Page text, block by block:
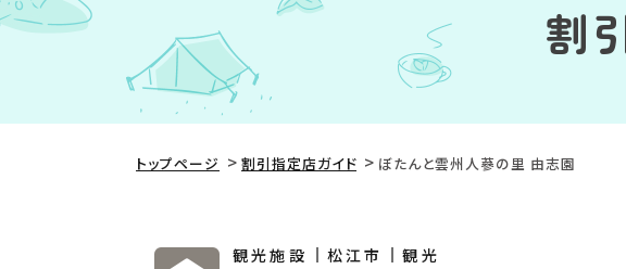
割
トップページ 割引指定店ガイド ぼたんと雲州人蔘の里 由志園
観光施設 松江市 観光